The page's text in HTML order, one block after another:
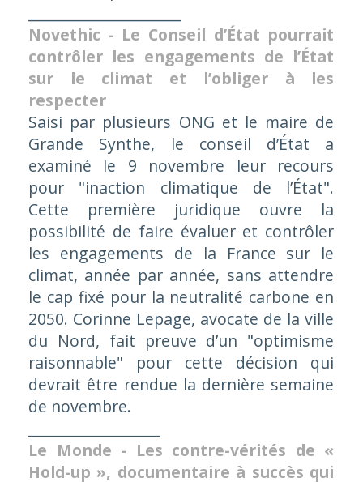
Novethic - Le Conseil d’État pourrait
contrôler les engagements de l’État
sur le climat et l’obliger à les
respecter
Saisi par plusieurs ONG et le maire de
Grande Synthe, le conseil d’État a
examiné le 9 novembre leur recours
pour "inaction climatique de l’État".
Cette première juridique ouvre la
possibilité de faire évaluer et contrôler
les engagements de la France sur le
climat, année par année, sans attendre
le cap fixé pour la neutralité carbone en
2050. Corinne Lepage, avocate de la ville
du Nord, fait preuve d’un "optimisme
raisonnable" pour cette décision qui
devrait être rendue la dernière semaine
de novembre.
Le Monde - Les contre-vérités de «
Hold-up », documentaire à succès qui